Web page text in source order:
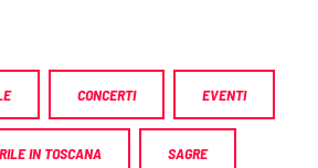
CONCERTI EVENTI
IN TOSCANA SAGRE